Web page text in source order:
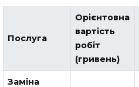
Послуга
Орієнтовна
вартість
робіт
(гривень)
Заміна